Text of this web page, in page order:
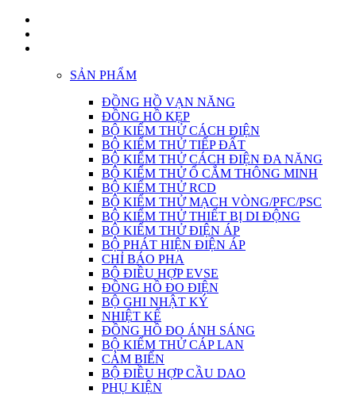
SẢN PHẨM
ĐỒNG HỒ VẠN NĂNG
ĐỒNG HỒ KẸP
BỘ KIỂM THỬ CÁCH ĐIỆN
BỘ KIỂM THỬ TIẾP ĐẤT
BỘ KIỂM THỬ CÁCH ĐIỆN ĐA NĂNG
BỘ KIỂM THỬ Ổ CẮM THÔNG MINH
BỘ KIỂM THỬ RCD
BỘ KIỂM THỬ MẠCH VÒNG/PFC/PSC
BỘ KIỂM THỬ THIẾT BỊ DI ĐỘNG
BỘ KIỂM THỬ ĐIỆN ÁP
BỘ PHÁT HIỆN ĐIỆN ÁP
CHỈ BÁO PHA
BỘ ĐIỀU HỢP EVSE
ĐỒNG HỒ ĐO ĐIỆN
BỘ GHI NHẬT KÝ
NHIỆT KẾ
ĐỒNG HỒ ĐO ÁNH SÁNG
BỘ KIỂM THỬ CÁP LAN
CẢM BIẾN
BỘ ĐIỀU HỢP CẦU DAO
PHỤ KIỆN